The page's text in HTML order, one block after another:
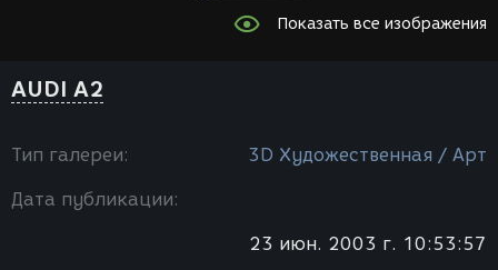
Показать все изображения
AUDI A2
Тип галереи: 3D Художественная / Арт
Дата публикации:
23 июн. 2003 г. 10:53:57